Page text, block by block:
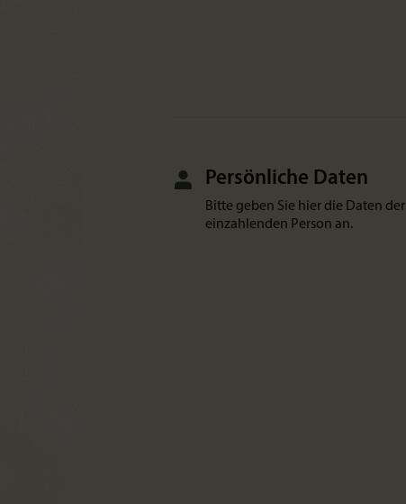
Persönliche Daten
Bitte geben Sie hier die Daten der
einzahlenden Person an.